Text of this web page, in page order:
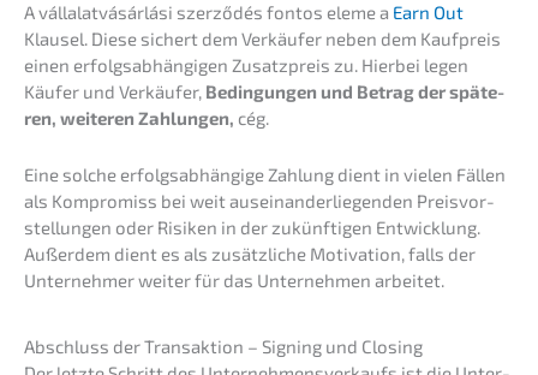
A vállalat­vá­sár­lá­si szerző­dés fontos eleme a Earn Out
Klausel. Diese sichert dem Verkäu­fer neben dem Kaufpreis
einen erfolgs­ab­hän­gi­gen Zusatz­preis zu. Hierbei legen
Käufer und Verkäu­fer, Bedin­gun­gen und Betrag der späte­
ren, weite­ren Zahlun­gen, cég.
Eine solche erfolgs­ab­hän­gi­ge Zahlung dient in vielen Fällen
als Kompro­miss bei weit ausein­an­der­lie­gen­den Preis­vor­
stel­lun­gen oder Risiken in der zukünf­ti­gen Entwick­lung.
Außer­dem dient es als zusätz­li­che Motiva­ti­on, falls der
Unter­neh­mer weiter für das Unter­neh­men arbeitet.
Abschluss der Trans­ak­ti­on – Signing und Closing